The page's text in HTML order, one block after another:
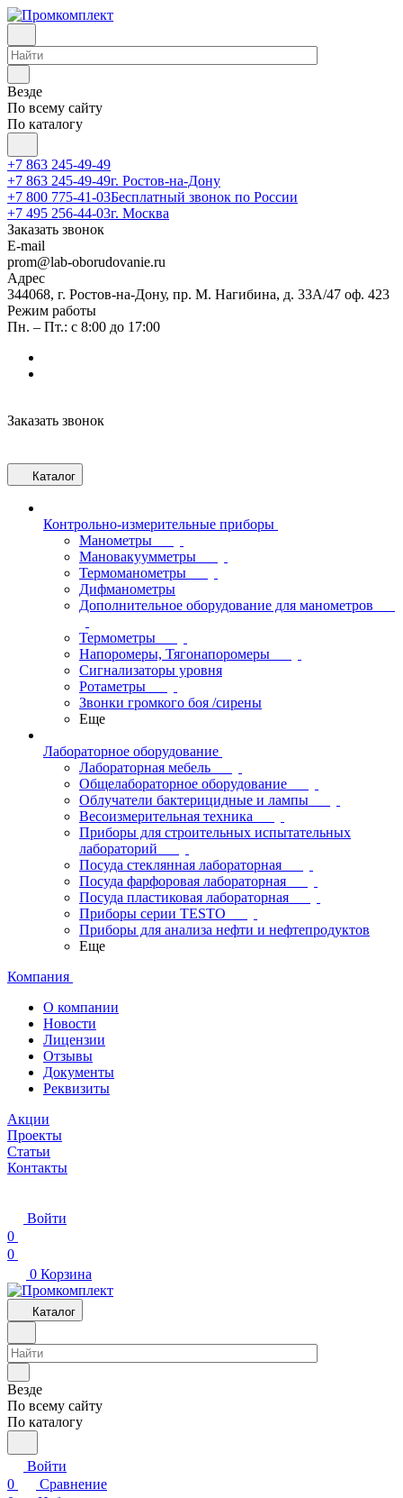
Везде
По всему сайту
По каталогу
+7 863 245-49-49
+7 863 245-49-49г. Ростов-на-Дону
+7 800 775-41-03Бесплатный звонок по России
+7 495 256-44-03г. Москва
Заказать звонок
E-mail
prom@lab-oborudovanie.ru
Адрес
344068, г. Ростов-на-Дону, пр. М. Нагибина, д. 33А/47 оф. 423
Режим работы
Пн. – Пт.: с 8:00 до 17:00
Заказать звонок
Каталог
Контрольно-измерительные приборы
Манометры
Мановакуумметры
Термоманометры
Дифманометры
Дополнительное оборудование для манометров
Термометры
Напоромеры, Тягонапоромеры
Сигнализаторы уровня
Ротаметры
Звонки громкого боя /сирены
Еще
Лабораторное оборудование
Лабораторная мебель
Общелабораторное оборудование
Облучатели бактерицидные и лампы
Весоизмерительная техника
Приборы для строительных испытательных
лабораторий
Посуда стеклянная лабораторная
Посуда фарфоровая лабораторная
Посуда пластиковая лабораторная
Приборы серии TESTO
Приборы для анализа нефти и нефтепродуктов
Еще
Компания
О компании
Новости
Лицензии
Отзывы
Документы
Реквизиты
Акции
Проекты
Статьи
Контакты
Войти
0
0
0 Корзина
Каталог
Везде
По всему сайту
По каталогу
Войти
0
Сравнение